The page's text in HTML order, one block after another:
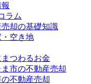
ラム
却の基礎知識
空き地
つわるお金
ま市の不動産売却
の不動産売却